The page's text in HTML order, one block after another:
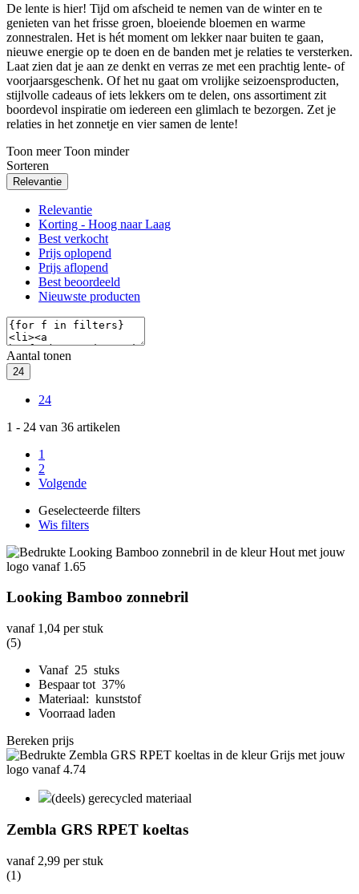
De lente is hier! Tijd om afscheid te nemen van de winter en te
genieten van het frisse groen, bloeiende bloemen en warme
zonnestralen. Het is hét moment om lekker naar buiten te gaan,
nieuwe energie op te doen en de banden met je relaties te versterken.
Laat zien dat je aan ze denkt en verras ze met een prachtig lente- of
voorjaarsgeschenk. Of het nu gaat om vrolijke seizoensproducten,
stijlvolle cadeaus of iets lekkers om te delen, ons assortiment zit
boordevol inspiratie om iedereen een glimlach te bezorgen. Zet je
relaties in het zonnetje en vier samen de lente!
Toon meer Toon minder
Sorteren
Relevantie
Relevantie
Korting - Hoog naar Laag
Best verkocht
Prijs oplopend
Prijs aflopend
Best beoordeeld
Nieuwste producten
Aantal tonen
24
24
1 - 24 van 36 artikelen
1
2
Volgende
Geselecteerde filters
Wis filters
Looking Bamboo zonnebril
vanaf 1,04 per stuk
(5)
Vanaf 25 stuks
Bespaar tot 37%
Materiaal: kunststof
Voorraad laden
Bereken prijs
(deels) gerecycled materiaal
Zembla GRS RPET koeltas
vanaf 2,99 per stuk
(1)